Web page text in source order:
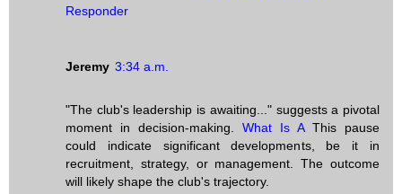
Responder
Jeremy 3:34 a.m.
"The club's leadership is awaiting..." suggests a pivotal
moment in decision-making. What Is AThis pause
could indicate significant developments, be it in
recruitment, strategy, or management. The outcome
will likely shape the club's trajectory.